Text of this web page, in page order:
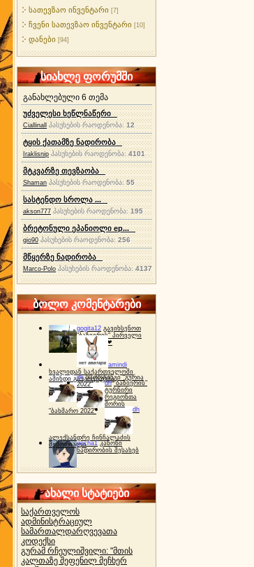
სათევზაო ინვენტარი [7]
ჩვენი სათევზაო ინვენტარი [10]
დანები [94]
სიახლე ფორუმში
განახლებული 6 თემა
უძველესი ხეწლნაწერი
Ciallinall პასუხების რაოდენობა:12
ტყის ქათამზე ნადირობა
Iraklisnip პასუხების რაოდენობა: 4101
მტკვარზე თევზაობა
Shaman პასუხების რაოდენობა:55
სასტენდო სროლა ...
akson777 პასუხების რაოდენობა:195
ბრეტონული ეპანიოლი ep...
gio90 პასუხების რაოდენობა:256
მწყერზე ნადირობა
Marco-Polo პასუხების რაოდენობა:4137
ბოლო კომენტარები
gogita12 გავიხსენოთ
"ბაზიერის" პირველი
ტურნირი ❤
amindi
ხვალიდან საქართველოში
ამინდი გაუარესდება
dh სპორტინგი "გურია
2022"
dh "ბაზიერის"
ტურნირი
რეგიონთა
შორის
"ბახმარო 2022"
dh
ალექსანდრე ჩინჩალაძის
მემორიალიgocha1 კანონი
ნადირობის შესახებ
ახალი სტატიები
საქართველოს
ადმინისტრაციულ
სამართალდარღვევათა
კოდექსი
გურამ რჩეულიშვილი: "მთის
კალთაზე შეფენილ მეჩხერ